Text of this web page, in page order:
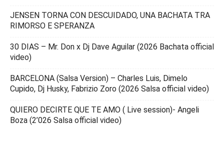
JENSEN TORNA CON DESCUIDADO, UNA BACHATA TRA
RIMORSO E SPERANZA
30 DIAS – Mr. Don x Dj Dave Aguilar (2026 Bachata official
video)
BARCELONA (Salsa Version) – Charles Luis, Dimelo
Cupido, Dj Husky, Fabrizio Zoro (2026 Salsa official video)
QUIERO DECIRTE QUE TE AMO ( Live session)- Angeli
Boza (2’026 Salsa official video)